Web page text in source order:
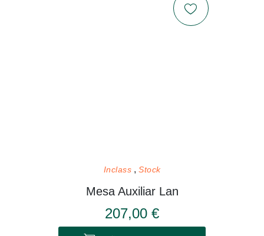
Inclass Stock
Mesa Auxiliar Lan
207,00 €